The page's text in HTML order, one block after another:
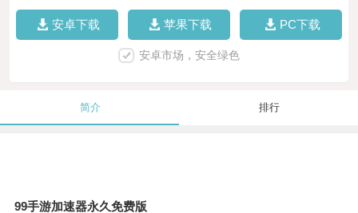
安卓下载 苹果下载 PC下载
安卓市场，安全绿色
简介 排行
99手游加速器永久免费版